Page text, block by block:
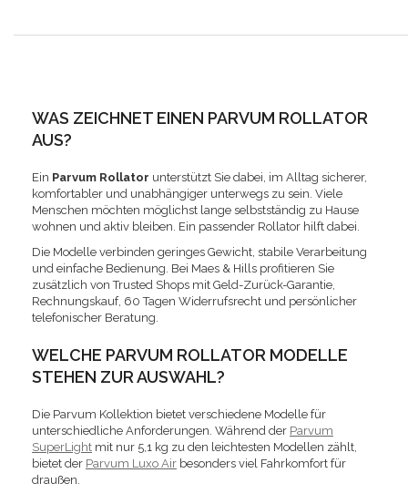
WAS ZEICHNET EINEN PARVUM ROLLATOR
AUS?
Ein Parvum Rollator unterstützt Sie dabei, im Alltag sicherer,
komfortabler und unabhängiger unterwegs zu sein. Viele
Menschen möchten möglichst lange selbstständig zu Hause
wohnen und aktiv bleiben. Ein passender Rollator hilft dabei.
Die Modelle verbinden geringes Gewicht, stabile Verarbeitung
und einfache Bedienung. Bei Maes & Hills profitieren Sie
zusätzlich von Trusted Shops mit Geld-Zurück-Garantie,
Rechnungskauf, 60 Tagen Widerrufsrecht und persönlicher
telefonischer Beratung.
WELCHE PARVUM ROLLATOR MODELLE
STEHEN ZUR AUSWAHL?
Die Parvum Kollektion bietet verschiedene Modelle für
unterschiedliche Anforderungen. Während der Parvum
SuperLight mit nur 5,1 kg zu den leichtesten Modellen zählt,
bietet der Parvum Luxo Air besonders viel Fahrkomfort für
draußen.